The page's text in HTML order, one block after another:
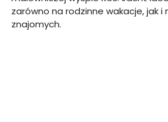
zarówno na rodzinne wakacje, jak i
znajomych.